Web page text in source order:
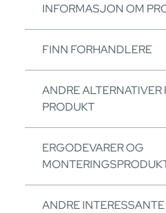
INFORMASJON OM
FINN FORHANDLERE
ANDRE ALTERNATIVER
PRODUKT
ERGODEVARER OG
ANDRE